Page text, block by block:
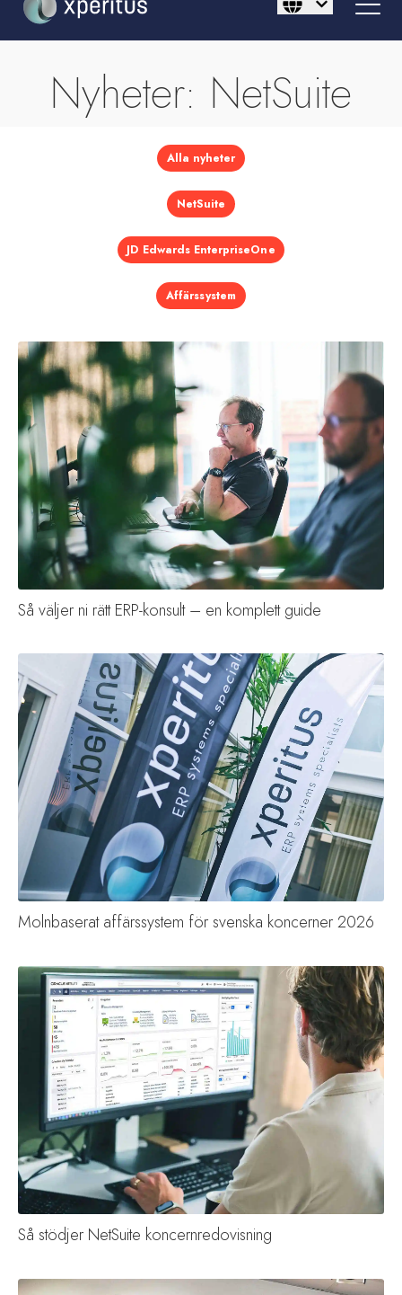
Nyheter: NetSuite
Alla nyheter
NetSuite
JD Edwards EnterpriseOne
Affärssystem
Så väljer ni rätt ERP-konsult – en komplett guide
Molnbaserat affärssystem för svenska koncerner 2026
Så stödjer NetSuite koncernredovisning